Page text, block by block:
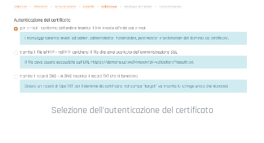
Selezione dell'autenticazione del certificato